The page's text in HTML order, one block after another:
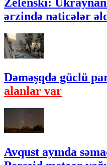
ərzində nəticələr
Dəməşqdə güclü
alanlar var
Avqust ayında